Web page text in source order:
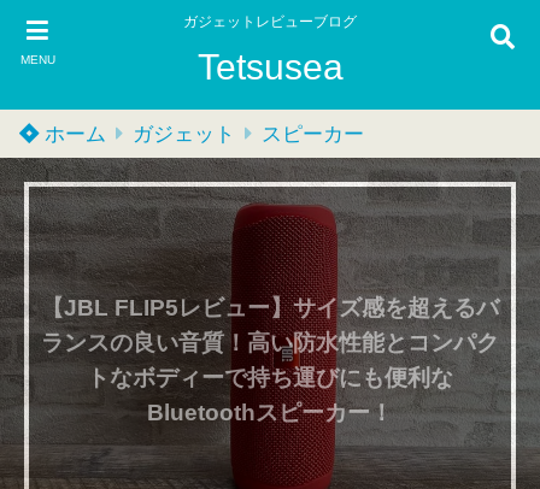
MENU
ガジェットレビューブログ
Tetsusea
ホーム ガジェット スピーカー
【JBL FLIP5レビュー】サイズ感を超えるバ
ランスの良い音質！高い防水性能とコンパク
トなボディーで持ち運びにも便利な
Bluetoothスピーカー！